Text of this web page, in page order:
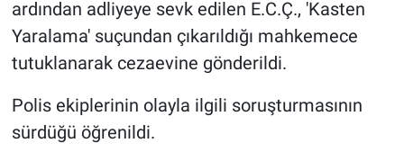
ardından adliyeye sevk edilen E.C.Ç., 'Kasten
Yaralama' suçundan çıkarıldığı mahkemece
tutuklanarak cezaevine gönderildi.
Polis ekiplerinin olayla ilgili soruşturmasının
sürdüğü öğrenildi.